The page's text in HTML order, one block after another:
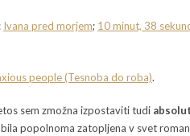
Ivana pred morjem; 10 minut, 38
people (Tesnoba do roba).
sem zmožna izpostaviti tudi
popolnoma zatopljena v svet